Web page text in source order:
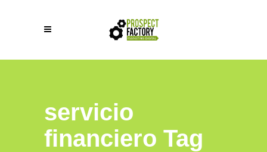
servicio
financiero Tag